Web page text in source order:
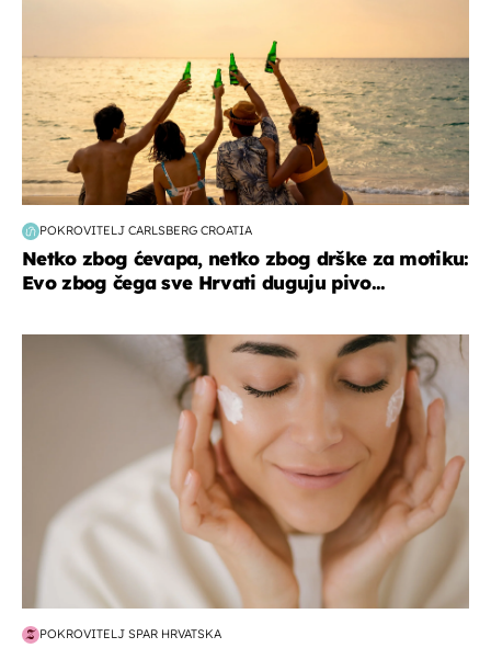
POKROVITELJ CARLSBERG CROATIA
Netko zbog ćevapa, netko zbog drške za motiku:
Evo zbog čega sve Hrvati duguju pivo...
moda & ljepota
POKROVITELJ SPAR HRVATSKA